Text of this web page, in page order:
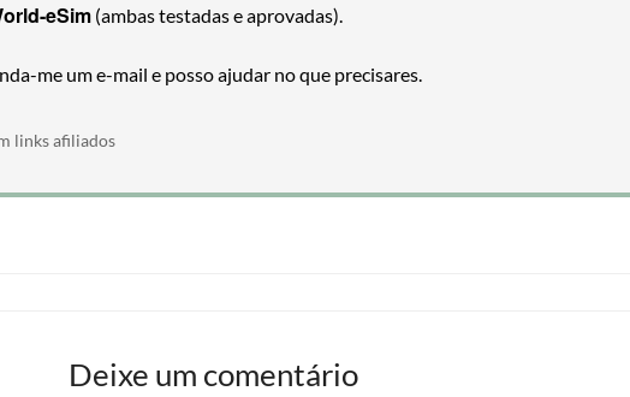
eSim (ambas testadas e aprovadas).
me um e-mail e posso ajudar no que precisares.
links afiliados
Deixe um comentário